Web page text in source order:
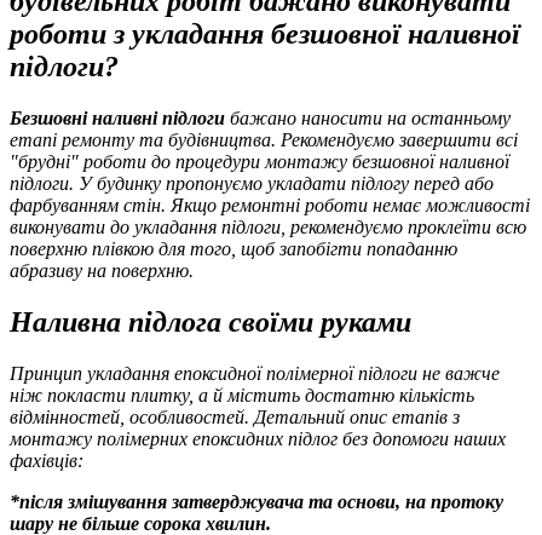
роботи з укладання безшовної наливної
підлоги?
Безшовні наливні підлоги бажано наносити на останньому
етапі ремонту та будівництва. Рекомендуємо завершити всі
"брудні" роботи до процедури монтажу безшовної наливної
підлоги. У будинку пропонуємо укладати підлогу перед або
фарбуванням стін. Якщо ремонтні роботи немає можливості
виконувати до укладання підлоги, рекомендуємо проклеїти всю
поверхню плівкою для того, щоб запобігти попаданню
абразиву на поверхню.
Наливна підлога своїми руками
Принцип укладання епоксидної полімерної підлоги не важче
ніж покласти плитку, а й містить достатню кількість
відмінностей, особливостей. Детальний опис етапів з
монтажу полімерних епоксидних підлог без допомоги наших
фахівців:
*після змішування затверджувача та основи, на протоку
шару не більше сорока хвилин.